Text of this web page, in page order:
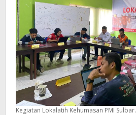
Kegiatan Lokalatih Kehumasan PMI Sulbar.